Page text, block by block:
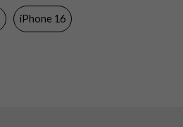
iPhone 16